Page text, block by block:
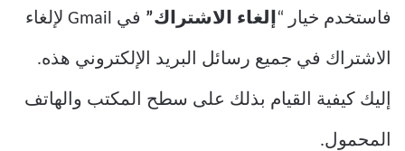
فاستخدم خيار “إلغاء الاشتراك” في Gmail لإلغاء
الاشتراك في جميع رسائل البريد الإلكتروني هذه.
إليك كيفية القيام بذلك على سطح المكتب والهاتف
المحمول.